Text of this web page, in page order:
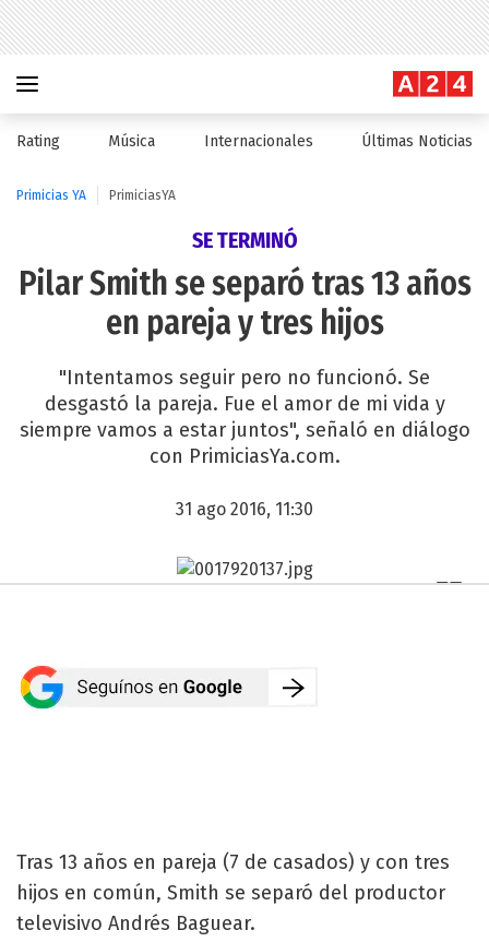
Rating Música Internacionales Últimas Noticias
Primicias YA PrimiciasYA
SE TERMINÓ
Pilar Smith se separó tras 13 años
en pareja y tres hijos
"Intentamos seguir pero no funcionó. Se
desgastó la pareja. Fue el amor de mi vida y
siempre vamos a estar juntos", señaló en diálogo
con PrimiciasYa.com.
31 ago 2016, 11:30
Tras 13 años en pareja (7 de casados) y con tres
hijos en común, Smith se separó del productor
televisivo Andrés Baguear.